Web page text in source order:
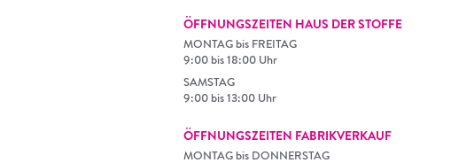
ÖFFNUNGSZEITEN HAUS DER STOFFE
MONTAG bis FREITAG
9:00 bis 18:00 Uhr
SAMSTAG
9:00 bis 13:00 Uhr
ÖFFNUNGSZEITEN FABRIKVERKAUF
MONTAG bis DONNERSTAG